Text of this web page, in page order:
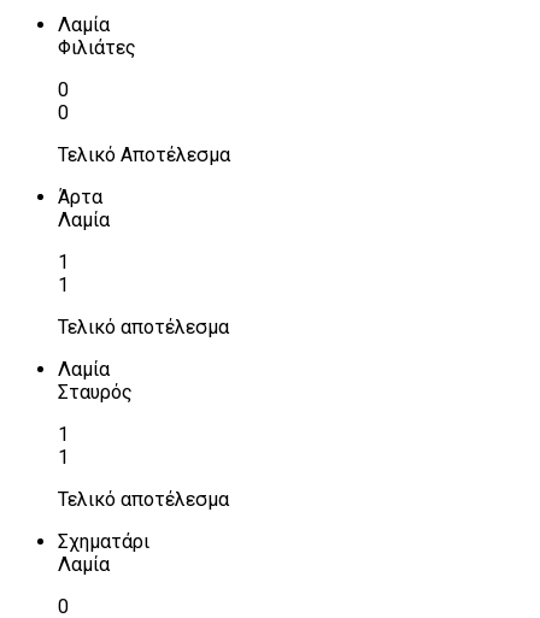
Λαμία
Φιλιάτες
0
0
Τελικό Αποτέλεσμα
Άρτα
Λαμία
1
1
Τελικό αποτέλεσμα
Λαμία
Σταυρός
1
1
Τελικό αποτέλεσμα
Σχηματάρι
Λαμία
0